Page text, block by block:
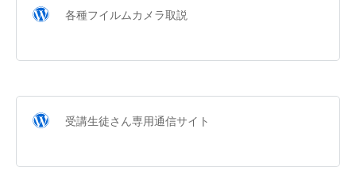
各種フイルムカメラ取説
受講生徒さん専用通信サイト